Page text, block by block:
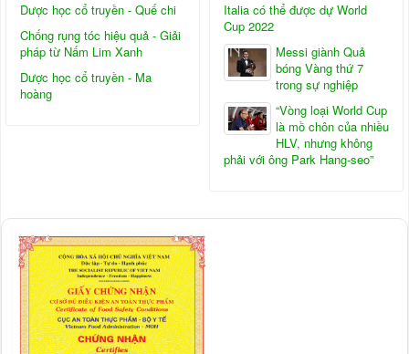
Dược học cổ truyền - Quế chi
Chống rụng tóc hiệu quả - Giải
pháp từ Nấm Lim Xanh
Dược học cổ truyền - Ma
hoàng
Italia có thể được dự World
Cup 2022
Messi giành Quả
bóng Vàng thứ 7
trong sự nghiệp
“Vòng loại World Cup
là mồ chôn của nhiều
HLV, nhưng không
phải với ông Park Hang-seo”